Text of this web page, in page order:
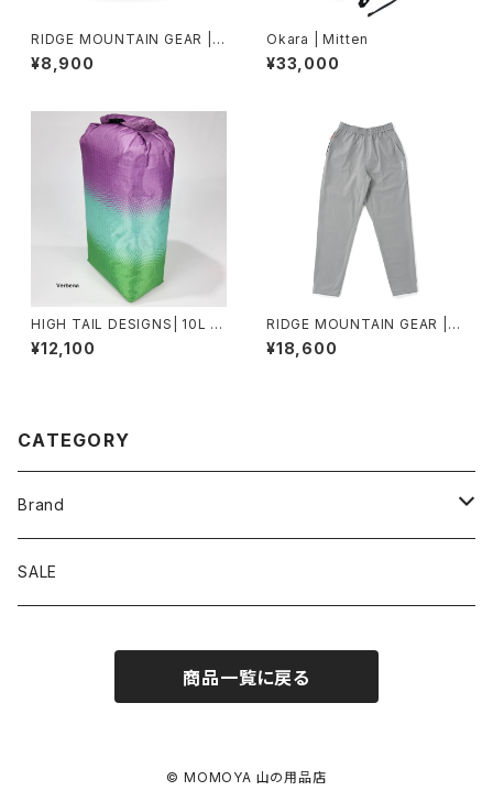
RIDGE MOUNTAIN GEAR | S
hade Cap
¥8,900
Okara | Mitten
¥33,000
HIGH TAIL DESIGNS| 10L St
uff Sack TX50
¥12,100
RIDGE MOUNTAIN GEAR |
Unwind Pants
¥18,600
CATEGORY
Brand
アソビビト
SALE
商品一覧に戻る
© MOMOYA 山の用品店